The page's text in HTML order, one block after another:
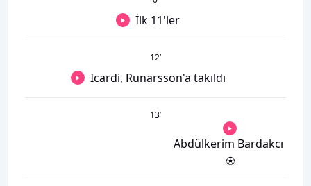
İlk 11'ler
12’
Icardi, Runarsson'a takıldı
13’
Abdülkerim Bardakcı